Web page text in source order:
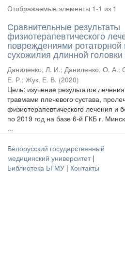
Отображаемые элементы 1-1 из 1
Сравнительные результаты
физиотерапевтического
повреждениями
сухожилия длинной
Даниленко, Л. И.; Даниленко, О. А.;
Е. Р.; Жук, Е. В. (2020)
Цель: изучение результатов
травмами плечевого сустава,
физиотерапевтического лечения и
по 2019 год на базе 6-й ГКБ г.
...
Белорусский государственный
медицинский университет |
Библиотека БГМУ | Контакты